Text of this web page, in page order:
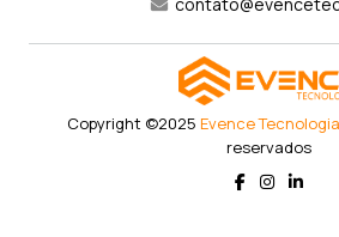
Copyright ©2025 Evence Tecnologia
reservados